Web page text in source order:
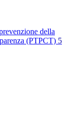
della
(PTPCT) 5